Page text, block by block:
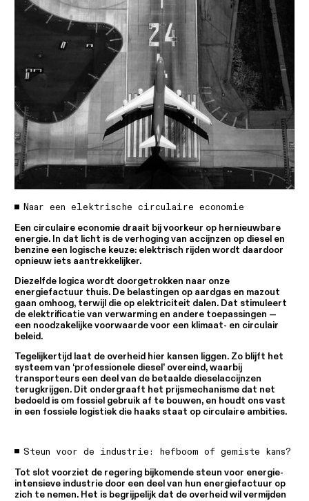
Naar een elektrische circulaire economie
Een circulaire economie draait bij voorkeur op hernieuwbare
energie. In dat licht is de verhoging van accijnzen op diesel en
benzine een logische keuze: elektrisch rijden wordt daardoor
opnieuw iets aantrekkelijker.
Diezelfde logica wordt doorgetrokken naar onze
energiefactuur thuis. De belastingen op aardgas en mazout
gaan omhoog, terwijl die op elektriciteit dalen. Dat stimuleert
de elektrificatie van verwarming en andere toepassingen —
een noodzakelijke voorwaarde voor een klimaat- en circulair
beleid.
Tegelijkertijd laat de overheid hier kansen liggen. Zo blijft het
systeem van ‘professionele diesel’ overeind, waarbij
transporteurs een deel van de betaalde dieselaccijnzen
terugkrijgen. Dit ondergraaft het prijsmechanisme dat net
bedoeld is om fossiel gebruik af te bouwen, en houdt ons vast
in een fossiele logistiek die haaks staat op circulaire ambities.
Steun voor de industrie: hefboom of gemiste kans?
Tot slot voorziet de regering bijkomende steun voor energie-
intensieve industrie door een deel van hun energiefactuur op
zich te nemen. Het is begrijpelijk dat de overheid wil vermijden